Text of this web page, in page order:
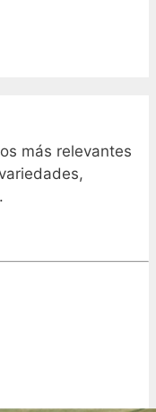
más relevantes